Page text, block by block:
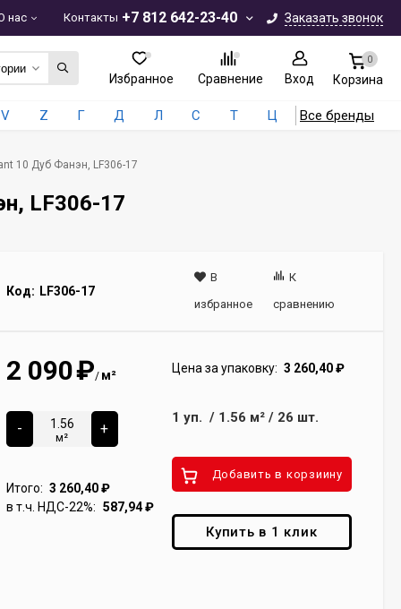
+7 812 642-23-40 Заказать звонок
нас Контакты
Избранное Сравнение Вход
0
Корзина
V Z Г Д Л С Т Ц Все бренды
10 Дуб Фанэн, LF306-17
LF306-17
Код: LF306-17
В
избранное
К
сравнению
2 090₽/ м²
-
м²
+
Итого: 3 260,40₽
в т.ч. НДС-22%: 587,94₽
Цена за упаковку: 3 260,40₽
1 уп. / 1.56 м²/ 26 шт.
Добавить в корзиину
Купить в 1 клик